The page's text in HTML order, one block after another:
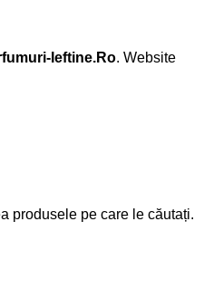
Ieftine.Ro. Website
produsele pe care le căutați.